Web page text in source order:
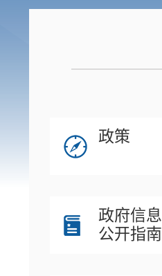
政策
政府信息
公开指南